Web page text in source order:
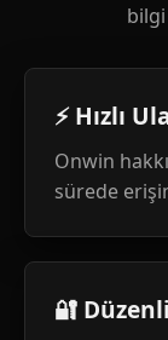
bilgi
⚡ Hızlı
Onwin
sürede
🔐